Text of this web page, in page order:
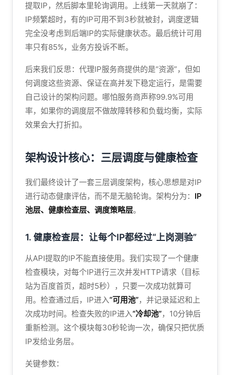
提取IP，然后脚本里轮询调用。上线第一天就崩了：
IP频繁超时，有的IP可用不到3秒就被封，调度逻辑
完全没考虑到后端IP的实际健康状态。最后统计可用
率只有85%，业务方投诉不断。
后来我们反思：代理IP服务商提供的是“资源”，但如
何调度这些资源、保证在高并发下稳定运行，是需要
自己设计的架构问题。哪怕服务商声称99.9%可用
率，如果你的调度层不做故障转移和负载均衡，实际
效果会大打折扣。
架构设计核心：三层调度与健康检查
我们最终设计了一套三层调度架构，核心思想是对IP
进行动态健康评估，而不是无脑轮询。架构分为： IP
池层、健康检查层、调度策略层。
1. 健康检查层：让每个IP都经过“上岗测验”
从API提取的IP不能直接使用。我们实现了一个健康
检查模块，对每个IP进行三次并发HTTP请求（目标
站为百度首页，超时5秒），只要一次成功就算可
用。检查通过后，IP进入“可用池”，并记录延迟和上
次成功时间。检查失败的IP进入“冷却池”，10分钟后
重新检测。这个模块每30秒轮询一次，确保只把优质
IP发给业务层。
关键参数：